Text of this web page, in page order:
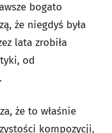
bogato
że niegdyś była
lata zrobiła
od
że to właśnie
kompozycji,